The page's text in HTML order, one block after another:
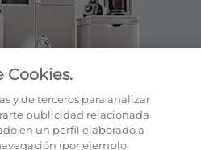
Cookies.
y de terceros para analizar
publicidad relacionada
en un perfil elaborado a
(por ejemplo,